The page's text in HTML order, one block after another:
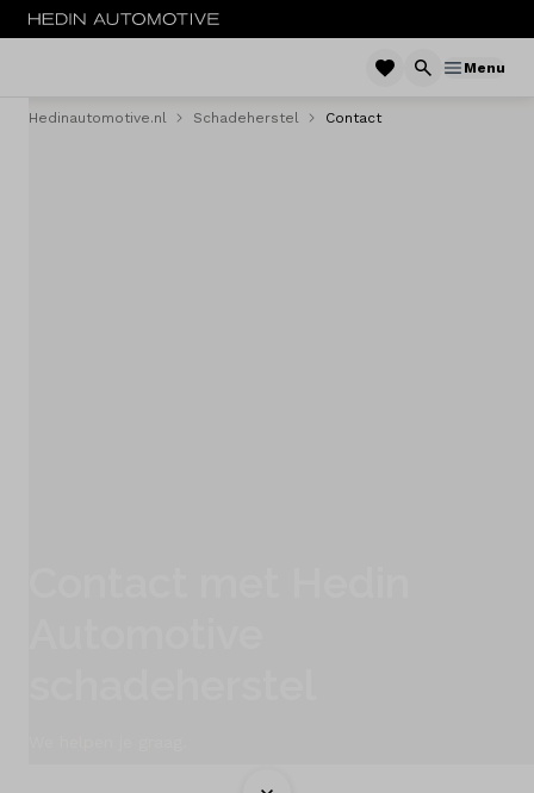
Menu
Menu
Hedinautomotive.nl Schadeherstel Contact